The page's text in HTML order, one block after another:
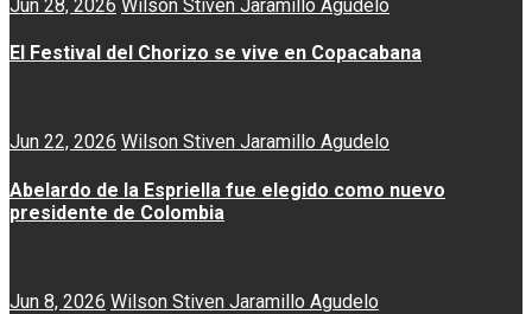
Jun 28, 2026 Wilson Stiven Jaramillo Agudelo
El Festival del Chorizo se vive en Copacabana
Jun 22, 2026 Wilson Stiven Jaramillo Agudelo
Abelardo de la Espriella fue elegido como nuevo
presidente de Colombia
Jun 8, 2026 Wilson Stiven Jaramillo Agudelo